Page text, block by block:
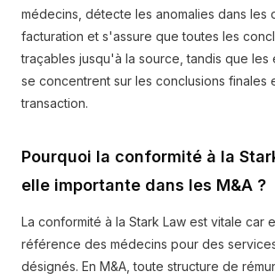
médecins, détecte les anomalies dans les
facturation et s'assure que toutes les
traçables jusqu'à la source, tandis que les
se concentrent sur les conclusions finales
transaction.
Pourquoi la conformité à la
elle importante dans les M&A ?
La conformité à la Stark Law est vitale car
référence des médecins pour des
désignés. En M&A, toute structure de